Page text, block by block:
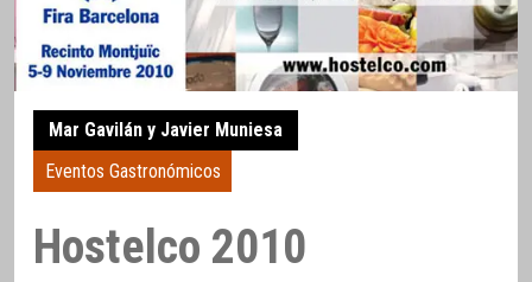
Mar Gavilán y Javier Muniesa
Eventos Gastronómicos
Hostelco 2010